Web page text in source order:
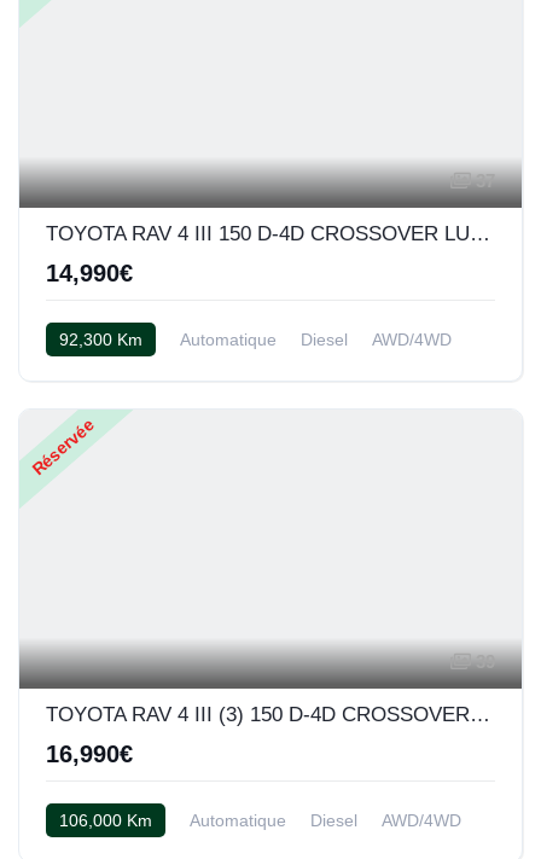
37
TOYOTA RAV 4 III 150 D-4D CROSSOVER LUXE BVA AWD (Noir)
14,990€
92,300 Km Automatique Diesel
AWD/4WD
Réservée
39
TOYOTA RAV 4 III (3) 150 D-4D CROSSOVER BVA AWD (blanc)
16,990€
106,000 Km Automatique Diesel
AWD/4WD